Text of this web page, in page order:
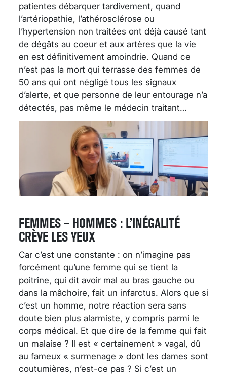
patientes débarquer tardivement, quand
l’artériopathie, l’athérosclérose ou
l’hypertension non traitées ont déjà causé tant
de dégâts au coeur et aux artères que la vie
en est définitivement amoindrie. Quand ce
n’est pas la mort qui terrasse des femmes de
50 ans qui ont négligé tous les signaux
d’alerte, et que personne de leur entourage n’a
détectés, pas même le médecin traitant…
FEMMES – HOMMES : L’INÉGALITÉ
CRÈVE LES YEUX
Car c’est une constante : on n’imagine pas
forcément qu’une femme qui se tient la
poitrine, qui dit avoir mal au bras gauche ou
dans la mâchoire, fait un infarctus. Alors que si
c’est un homme, notre réaction sera sans
doute bien plus alarmiste, y compris parmi le
corps médical. Et que dire de la femme qui fait
un malaise ? Il est « certainement » vagal, dû
au fameux « surmenage » dont les dames sont
coutumières, n’est-ce pas ? Si c’est un